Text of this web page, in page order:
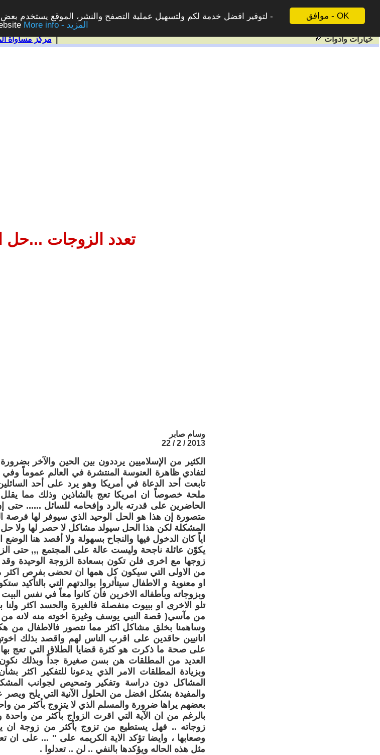
موافق - OK
لتوفير افضل خدمة لكم ولتسهيل عملية التصفح والنشر، الموقع يستخدم بعض
More info - المزيد
مركز مساواة| خيارات وادوات
تعدد الزوجات
وسام صابر
2013 / 2 / 22
الكثير من الإسلاميين يرددون بين الحين والآخر
لتفادي ظاهرة العنوسة المنتشرة في العالم عموماً
تابعت أحد الدعاة في أمريكا وهو يرد على أحد
ملحة خصوصاً ان امريكا تعج بالشاذين وذلك مما
الحاضرين على قدرته بالرد وإفحامه للسائل ......
متصورة إن هذا هو الحل الوحيد الذي سيوفر لها فرصة
المشكلة لكن هذا الحل سيولد مشاكل لا حصر لها ولا
اياً كان الدخول فيها والنجاح بسهولة ولا أقصد هنا
يكوّن عائلة ناجحة وليست عالة على المجتمع ,,,
زوجها مع اخرى فلن تكون بسعادة الزوجة الوحيدة وقد
من الاولى التي سيكون كل همها ان تحضى بفرص اكثر
او معنوية و الاطفال سيتأثروا بوالدتهم التي بالتأكيد
وبزوجاته وبأطفاله الاخرين فأن كانوا معاً في نفس
تلو الاخرى او ببيوت منفصلة فالغيرة والحسد اكثر
من مآسي( قصة النبي يوسف وغيرة اخوته منه لانه من
وساهمنا بخلق مشاكل اكثر مما نتصور فالاطفال من
انانيين حاقدين على اقرب الناس لهم واقصد بذلك
على صحة ما ذكرت هو كثرة قضايا الطلاق التي تعج
العديد من المطلقات هن بسن صغيرة جداً وبذلك
وبزيادة المطلقات الامر الذي يدعونا للتفكير اكثر
المشاكل دون دراسة وتفكير وتمحيص لجوانب
والمفيدة بشكل افضل من الحلول الآنية التي يلح ويصر
بعضهم يراها ضرورة والمسلم الذي لا يتزوج بأكثر من
بالرغم من ان الآية التي اقرت الزواج بأكثر من
زوجاته .. فهل يستطيع من تزوج بأكثر من زوجة ان
وصعابها ، وايضا تؤكد الاية الكريمه على " ... على
مثل هذه الحاله ويؤكدها بالنفي .. لن .. تعدلوا .